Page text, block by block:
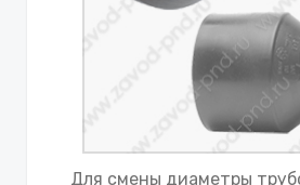
Для смены диаметры